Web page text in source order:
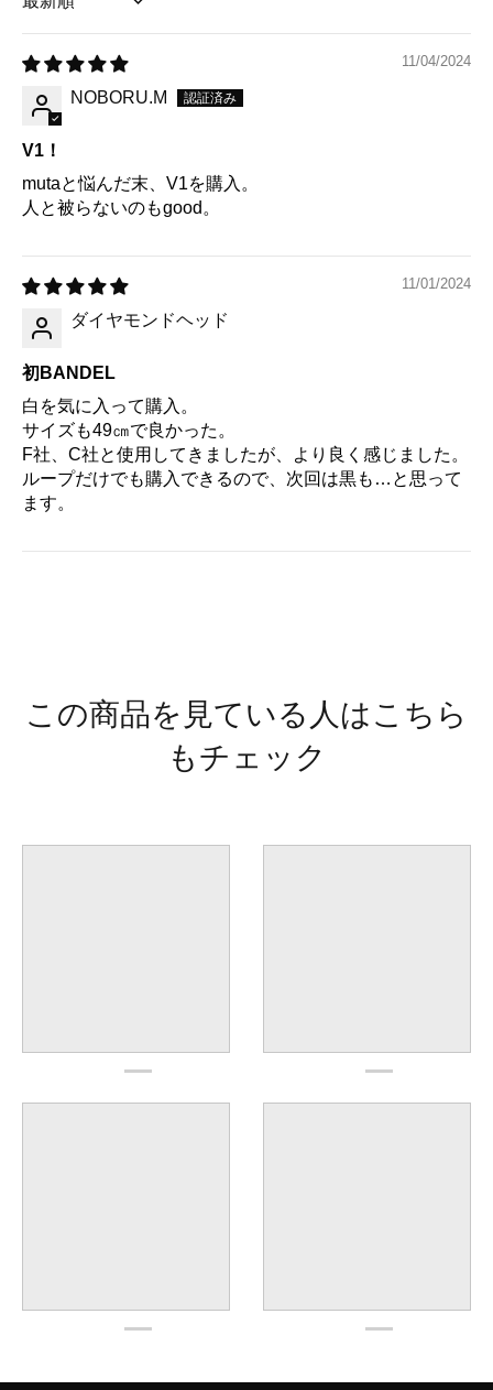
Sort by
11/04/2024
NOBORU.M
V1！
mutaと悩んだ末、V1を購入。
人と被らないのもgood。
11/01/2024
ダイヤモンドヘッド
初BANDEL
白を気に入って購入。
サイズも49㎝で良かった。
F社、C社と使用してきましたが、より良く感じました。
ループだけでも購入できるので、次回は黒も…と思って
ます。
この商品を見ている人はこちら
もチェック